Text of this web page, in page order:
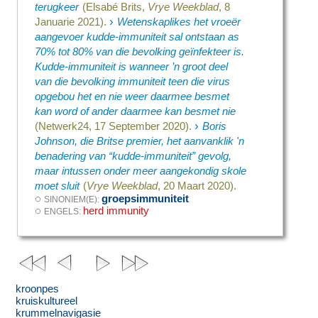
terugkeer (Elsabé Brits, Vrye Weekblad, 8
Januarie 2021). › Wetenskaplikes het vroeër
aangevoer kudde-immuniteit sal ontstaan as
70% tot 80% van die bevolking geïnfekteer is.
Kudde-immuniteit is wanneer ’n groot deel
van die bevolking immuniteit teen die virus
opgebou het en nie weer daarmee besmet
kan word of ander daarmee kan besmet nie
(Netwerk24, 17 September 2020). › Boris
Johnson, die Britse premier, het aanvanklik 'n
benadering van “kudde-immuniteit” gevolg,
maar intussen onder meer aangekondig skole
moet sluit (Vrye Weekblad, 20 Maart 2020).
◌SINONIEM(E):groepsimmuniteit
◌ ENGELS: herd immunity
kroonpes
kruiskultureel
krummelnavigasie